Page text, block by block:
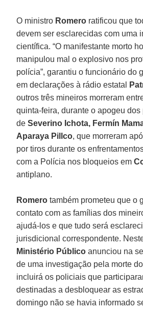
O ministro Romero ratificou que
devem ser esclarecidas com uma
científica. “O manifestante morto
manipulou mal o explosivo nos
polícia”, garantiu o funcionário do
em declarações à rádio estatal
outros três mineiros morreram
quinta-feira, durante o apogeu dos
deSeverino Ichota, Fermín
Aparaya Pillco, que morreram
por tiros durante os
com a Polícia nos bloqueios em
antiplano.
Romero também prometeu que o
contato com as famílias dos
ajudá-los e que tudo será
jurisdicional correspondente.
Ministério Público anunciou na
de uma investigação pela morte
incluirá os policiais que
destinadas a desbloquear as
domingo não se havia informado